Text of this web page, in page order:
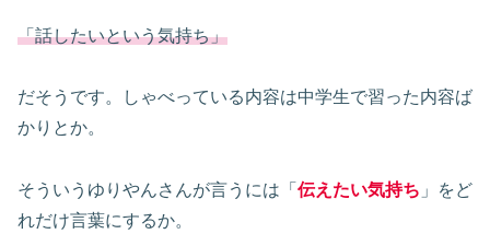
「話したいという気持ち」
だそうです。しゃべっている内容は中学生で習った内容ば
かりとか。
そういうゆりやんさんが言うには「 伝えたい気持ち 」をど
れだけ言葉にするか。